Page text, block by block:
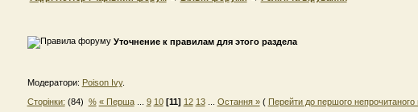
Уточнение к правилам для этого раздела
Модератори: Poison Ivy.
Сторінки: (84) % « Перша... 9 10 [11] 12 13... Остання »( Перейти до першого непрочитаного